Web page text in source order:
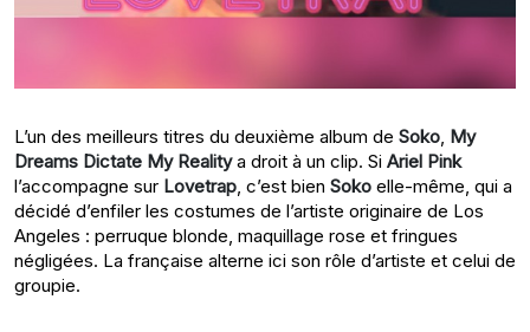
L’un des meilleurs titres du deuxième album de Soko My
Dreams Dictate My Realitya droit à un clip. Si Ariel Pink
l’accompagne sur Lovetrap , c’est bien Soko elle-même, qui a
décidé d’enfiler les costumes de l’artiste originaire de Los
Angeles : perruque blonde, maquillage rose et fringues
négligées. La française alterne ici son rôle d’artiste et celui de
groupie.